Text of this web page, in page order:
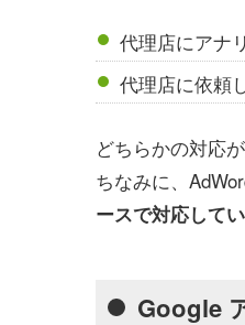
代理店にア
代理店に依頼
どちらかの対応が
ちなみに、
ースで対応してい
Google